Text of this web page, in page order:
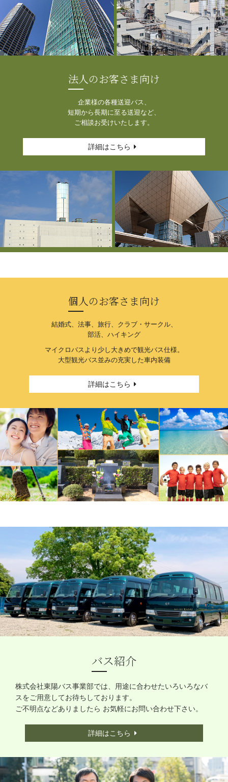
法人のお客さま向け
企業様の各種送迎バス、
短期から長期に至る送迎など、
ご相談お受けいたします。
詳細はこちら
個人のお客さま向け
結婚式、法事、旅行、クラブ・サークル、
部活、ハイキング
マイクロバスより少し大きめで観光バス仕様。
大型観光バス並みの充実した車内装備
詳細はこちら
バス紹介
株式会社東陽バス事業部では、用途に合わせたいろいろなバ
スをご用意してお待ちしております。
ご不明点などありましたら お気軽にお問い合わせ下さい。
詳細はこちら